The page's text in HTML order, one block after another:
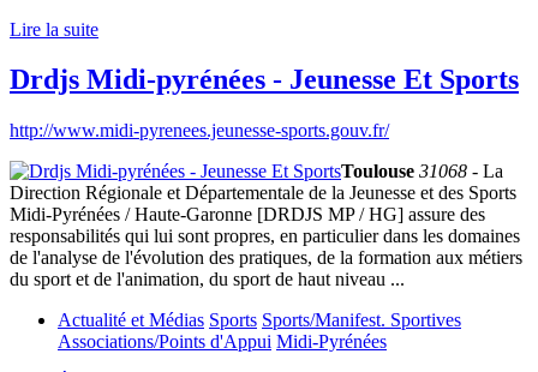
Lire la suite
Drdjs Midi-pyrénées - Jeunesse Et Sports
http://www.midi-pyrenees.jeunesse-sports.gouv.fr/
Toulouse 31068 - La
Direction Régionale et Départementale de la Jeunesse et des Sports
Midi-Pyrénées / Haute-Garonne [DRDJS MP / HG] assure des
responsabilités qui lui sont propres, en particulier dans les domaines
de l'analyse de l'évolution des pratiques, de la formation aux métiers
du sport et de l'animation, du sport de haut niveau ...
Actualité et Médias Sports Sports/Manifest. Sportives
Associations/Points d'Appui Midi-Pyrénées